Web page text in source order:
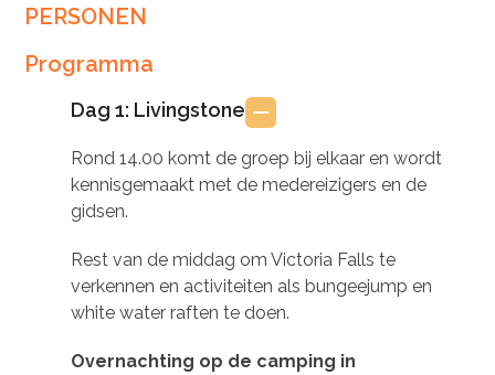
PERSONEN
Programma
Dag 1: Livingstone
Rond 14.00 komt de groep bij elkaar en wordt
kennisgemaakt met de medereizigers en de
gidsen.
Rest van de middag om Victoria Falls te
verkennen en activiteiten als bungeejump en
white water raften te doen.
Overnachting op de camping in